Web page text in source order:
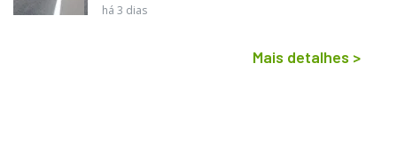
há 3 dias
Mais detalhes >